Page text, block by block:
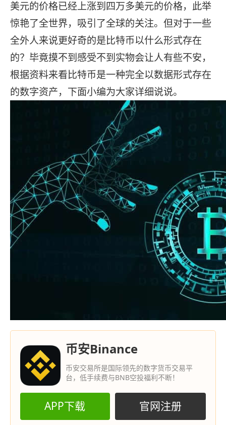
美元的价格已经上涨到四万多美元的价格，此举
惊艳了全世界，吸引了全球的关注。但对于一些
全外人来说更好奇的是比特币以什么形式存在
的？毕竟摸不到感受不到实物会让人有些不安，
根据资料来看比特币是一种完全以数据形式存在
的数字资产，下面小编为大家详细说说。
币安Binance
币安交易所是国际领先的数字货币交易平
台，低手续费与BNB空投福利不断！
APP下载 官网注册